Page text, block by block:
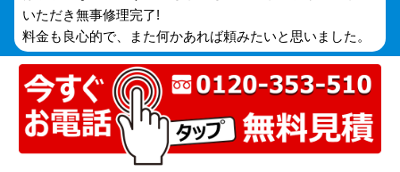
いただき無事修理完了!
料金も良心的で、また何かあれば頼みたいと思いました。